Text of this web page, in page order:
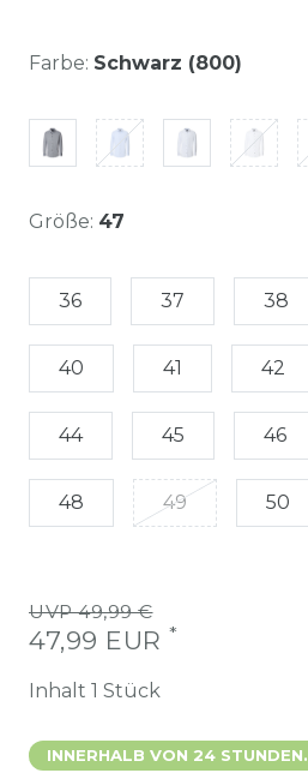
Farbe: Schwarz (800)
Größe: 47
36 37 38
40 41 42
44 45 46
48 49 50
UVP 49,99 €
47,99 EUR *
Inhalt 1 Stück
INNERHALB VON 24 STUNDEN.